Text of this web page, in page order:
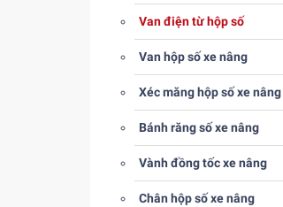
Van điện từ hộp số
Van hộp số xe nâng
Xéc măng hộp số xe nâng
Bánh răng số xe nâng
Vành đồng tốc xe nâng
Chân hộp số xe nâng